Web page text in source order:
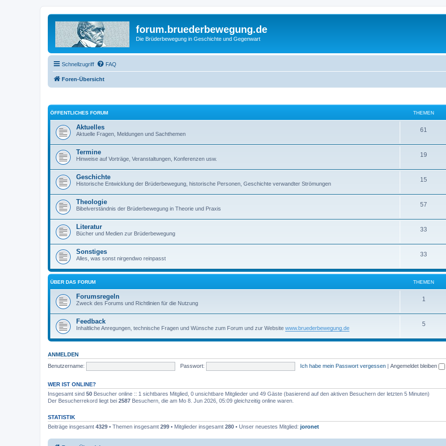
forum.bruederbewegung.de
Die Brüderbewegung in Geschichte und Gegenwart
Schnellzugriff FAQ
Foren-Übersicht
ÖFFENTLICHES FORUM THEMEN
Aktuelles
Aktuelle Fragen, Meldungen und Sachthemen
61
Termine
Hinweise auf Vorträge, Veranstaltungen, Konferenzen usw.
19
Geschichte
Historische Entwicklung der Brüderbewegung, historische Personen, Geschichte verwandter Strömungen
15
Theologie
Bibelverständnis der Brüderbewegung in Theorie und Praxis
57
Literatur
Bücher und Medien zur Brüderbewegung
33
Sonstiges
Alles, was sonst nirgendwo reinpasst
33
ÜBER DAS FORUM THEMEN
Forumsregeln
Zweck des Forums und Richtlinien für die Nutzung
1
Feedback
Inhaltliche Anregungen, technische Fragen und Wünsche zum Forum und zur Website www.bruederbewegung.de
5
ANMELDEN
Benutzername:
Passwort: Ich habe mein Passwort vergessen | Angemeldet bleiben
WER IST ONLINE?
Insgesamt sind 50 Besucher online :: 1 sichtbares Mitglied, 0 unsichtbare Mitglieder und 49 Gäste (basierend auf den aktiven Besuchern der letzten 5 Minuten)
Der Besucherrekord liegt bei 2587 Besuchern, die am Mo 8. Jun 2026, 05:09 gleichzeitig online waren.
STATISTIK
Beiträge insgesamt 4329 • Themen insgesamt 299 • Mitglieder insgesamt 280 • Unser neuestes Mitglied: joronet